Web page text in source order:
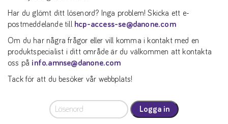
Har du glömt ditt lösenord? Inga problem! Skicka ett e-
postmeddelande till
hcp-access-se@danone.com
Om du har några frågor eller vill komma i kontakt med en
produktspecialist i ditt område är du välkommen att kontakta
oss på info.amnse@danone.com
Tack för att du besöker vår webbplats!
Logga in